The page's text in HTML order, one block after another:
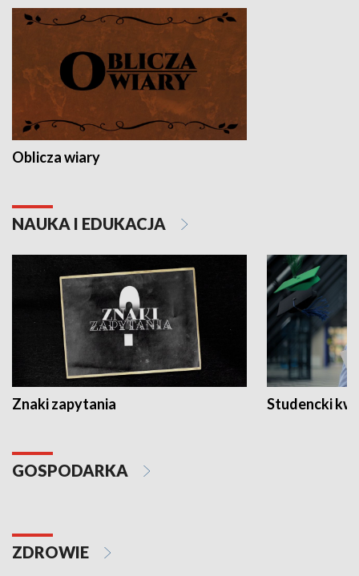
Oblicza wiary
NAUKA I EDUKACJA
Znaki zapytania Studencki
GOSPODARKA
ZDROWIE